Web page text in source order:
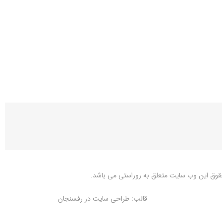
این وب سایت متعلق به روراستی می باشد.
قالب: طراحی سایت در رفسنجان